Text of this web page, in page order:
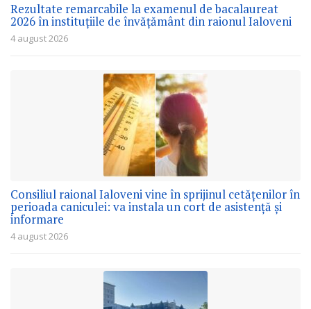
Rezultate remarcabile la examenul de bacalaureat
2026 în instituțiile de învățământ din raionul Ialoveni
4 august 2026
Consiliul raional Ialoveni vine în sprijinul cetățenilor în
perioada caniculei: va instala un cort de asistență și
informare
4 august 2026